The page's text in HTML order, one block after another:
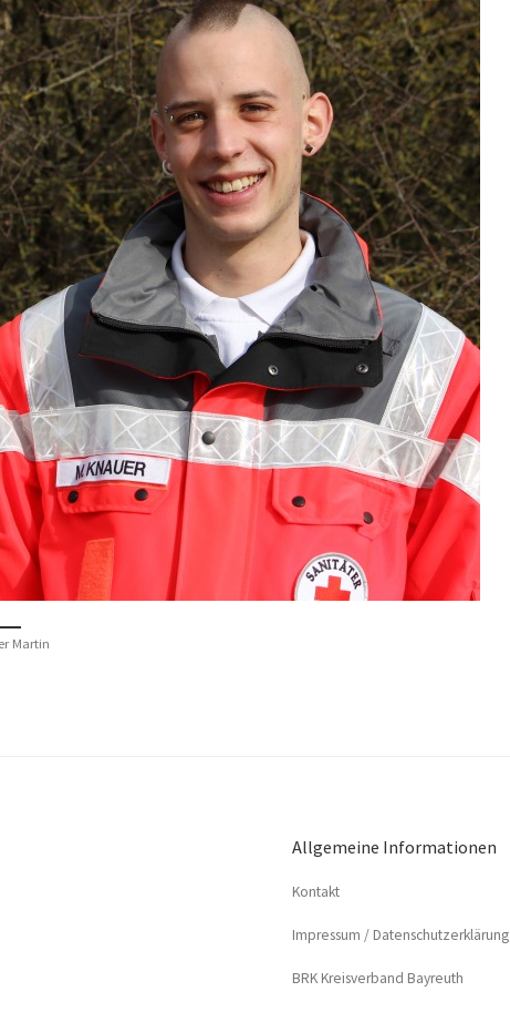
Martin
Allgemeine Informationen
Kon­takt
Impres­sum / Datenschutzerklärung
BRK Kreis­ver­band Bayreuth